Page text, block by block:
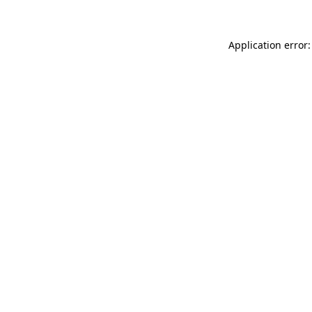
Application